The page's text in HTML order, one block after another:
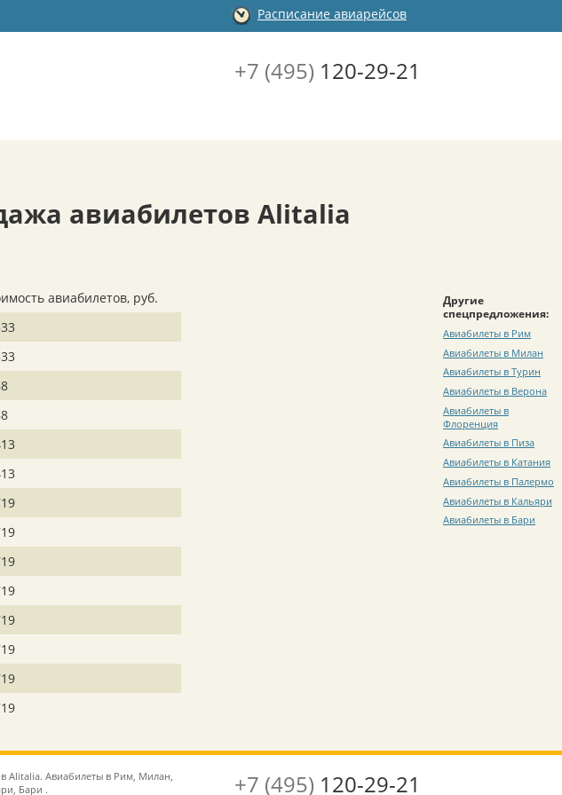
Расписание авиарейсов
+7 (495) 120-29-21
авиабилетов Alitalia
авиабилетов, руб.
Другие
спецпредложения:
Авиабилеты в Рим
Авиабилеты в Милан
Авиабилеты в Турин
Авиабилеты в Верона
Авиабилеты в
Флоренция
Авиабилеты в Пиза
Авиабилеты в Катания
Авиабилеты в Палермо
Авиабилеты в Кальяри
Авиабилеты в Бари
Alitalia. Авиабилеты в Рим, Милан,
Бари .
+7 (495) 120-29-21